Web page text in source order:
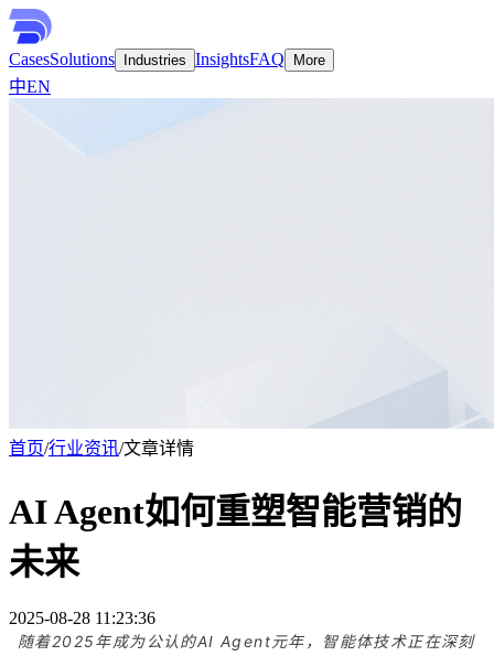
CasesSolutions Industries InsightsFAQ More
中EN
首页/行业资讯/文章详情
AI Agent如何重塑智能营销的
未来
2025-08-28 11:23:36
随着2025年成为公认的AI Agent元年，智能体技术正在深刻